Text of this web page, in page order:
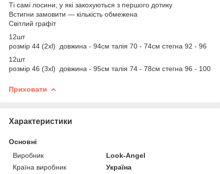
Ті самі лосини, у які закохуються з першого дотику
Встигни замовити — кількість обмежена
Світлий графіт
12шт
розмір 44 (2xl) довжина - 94см талія 70 - 74см стегна 92 - 96
12шт
розмір 46 (3xl) довжина - 95см талія 74 - 78см стегна 96 - 100
Приховати
Характеристики
Основні
Виробник
Look-Angel
Країна виробник
Україна